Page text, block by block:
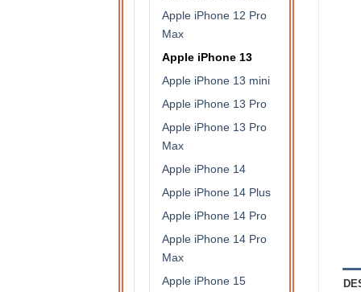
Apple iPhone 12 Pro
Max
Apple iPhone 13
Apple iPhone 13 mini
Apple iPhone 13 Pro
Apple iPhone 13 Pro
Max
Apple iPhone 14
Apple iPhone 14 Plus
Apple iPhone 14 Pro
Apple iPhone 14 Pro
Max
Apple iPhone 15